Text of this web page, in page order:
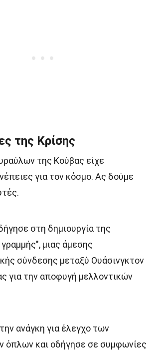
της Κρίσης
της Κούβας είχε
για τον κόσμο. Ας δούμε
στη δημιουργία της
μιας άμεσης
σύνδεσης μεταξύ Ουάσινγκτον
για την αποφυγή μελλοντικών
ανάγκη για έλεγχο των
όπλων και οδήγησε σε συμφωνίες